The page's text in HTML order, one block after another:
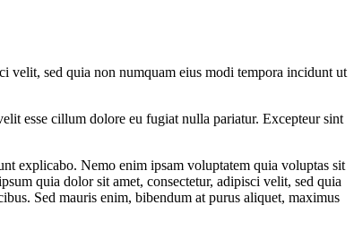
velit, sed quia non numquam eius modi tempora incidunt ut
esse cillum dolore eu fugiat nulla pariatur. Excepteur sint
explicabo. Nemo enim ipsam voluptatem quia voluptas sit
quia dolor sit amet, consectetur, adipisci velit, sed quia
Sed mauris enim, bibendum at purus aliquet, maximus